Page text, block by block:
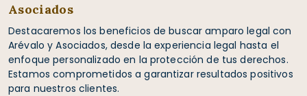
Asociados
Destacaremos los beneficios de buscar amparo legal con
Arévalo y Asociados, desde la experiencia legal hasta el
enfoque personalizado en la protección de tus derechos.
Estamos comprometidos a garantizar resultados positivos
para nuestros clientes.